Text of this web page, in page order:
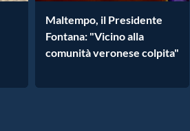
Maltempo, il Presidente
Fontana: "Vicino alla
comunità veronese colpita"